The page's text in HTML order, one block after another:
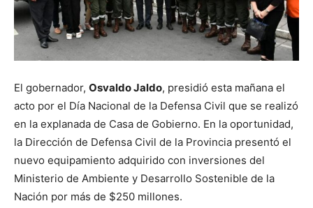
El gobernador, Osvaldo Jaldo, presidió esta mañana el
acto por el Día Nacional de la Defensa Civil que se realizó
en la explanada de Casa de Gobierno. En la oportunidad,
la Dirección de Defensa Civil de la Provincia presentó el
nuevo equipamiento adquirido con inversiones del
Ministerio de Ambiente y Desarrollo Sostenible de la
Nación por más de $250 millones.